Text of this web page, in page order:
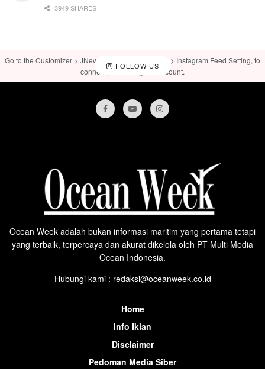
3949 SHARES
FOLLOW US
Go to the Customizer > JNews : Social, Like & View > Instagram Feed Setting, to
connect your Instagram account.
Ocean Week adalah bukan informasi maritim yang pertama tetapi
yang terbaik, terpercaya dan akurat dikelola oleh PT Multi Media
Ocean Indonesia.
Hubungi kami : redaksi@oceanweek.co.id
Home
Info Iklan
Disclaimer
Pedoman Media Siber